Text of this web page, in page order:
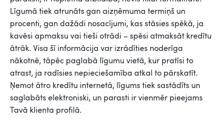
Līgumā tiek atrunāts gan aizņēmuma termiņš un
procenti, gan dažādi nosacījumi, kas stāsies spēkā, ja
kavēsi apmaksu vai tieši otrādi – spēsi atmaksāt kredītu
ātrāk. Visa šī informācija var izrādīties noderīga
nākotnē, tāpēc paglabā līgumu vietā, kur pratīsi to
atrast, ja radīsies nepieciešamība atkal to pārskatīt.
Ņemot ātro kredītu internetā, līgums tiek sastādīts un
saglabāts elektroniski, un parasti ir vienmēr pieejams
Tavā klienta profilā.